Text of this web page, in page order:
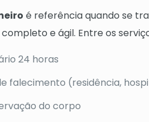
é referência quando se
e ágil. Entre os
24 horas
falecimento (residência,
do corpo